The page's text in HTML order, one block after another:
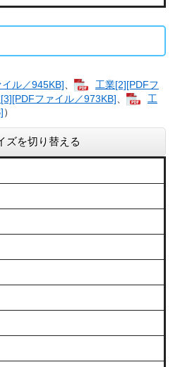
ル／945KB]
工業[2][PDFフ
ファイル／973KB]
工
）
ズを切り替える